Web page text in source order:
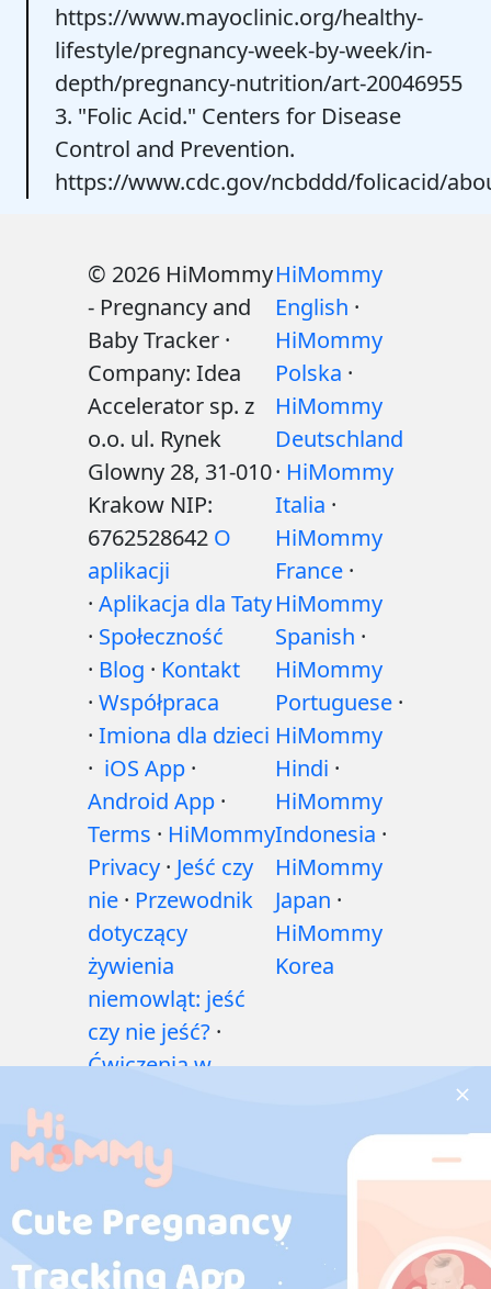
https://www.mayoclinic.org/healthy-
lifestyle/pregnancy-week-by-week/in-
depth/pregnancy-nutrition/art-20046955
3. "Folic Acid." Centers for Disease
Control and Prevention.
https://www.cdc.gov/ncbddd/folicacid/
© 2026 HiMommy
- Pregnancy and
Baby Tracker ·
Company: Idea
Accelerator sp. z
o.o. ul. Rynek
Glowny 28, 31-010
Krakow NIP:
6762528642 O
aplikacji
· Aplikacja dla Taty
· Społeczność
· Blog · Kontakt
· Współpraca
· Imiona dla dzieci
· iOS App ·
Android App ·
Terms · HiMommy
Privacy · Jeść czy
nie · Przewodnik
dotyczący
żywienia
niemowląt: jeść
czy nie jeść? ·
Ćwiczenia w
zdrowotne w
czasie ciąży
w ciąży·Problemy
zdrowotne
HiMommy
English ·
HiMommy
Polska ·
HiMommy
Deutschland
· HiMommy
Italia ·
HiMommy
France ·
HiMommy
Spanish ·
HiMommy
Portuguese ·
HiMommy
Hindi ·
HiMommy
Indonesia ·
HiMommy
Japan ·
HiMommy
Korea